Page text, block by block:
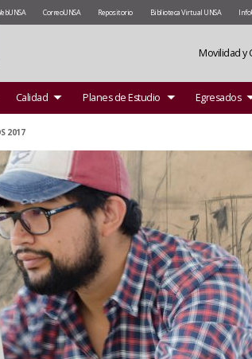
CorreoUNSA Repositorio Biblioteca Virtual UNSA
Movilidad y
Calidad Planes de Estudio Egresados
2017